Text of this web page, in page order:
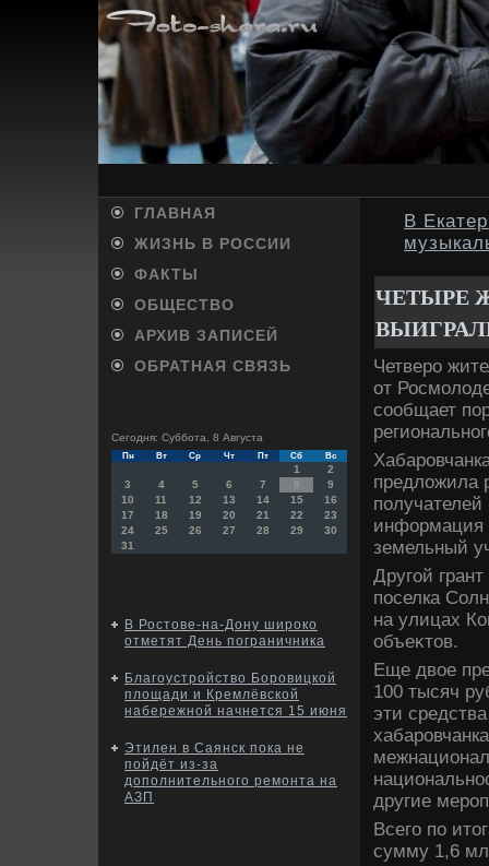
ГЛАВНАЯ
ЖИЗНЬ В РОССИИ
ФАКТЫ
ОБЩЕСТВО
АРХИВ ЗАПИСЕЙ
ОБРАТНАЯ СВЯЗЬ
Сегодня: Суббота, 8 Августа
Пн Вт Ср Чт Пт Сб Вс
1
2
3
4 5 6 7 8
9
10
11 12 13 14 15
16
17
18 19 20 21 22
23
24
25 26 27 28 29
30
31
В Ростове-на-Дону широко
отметят День пограничника
Благоустройство Боровицкой
площади и Кремлёвской
набережной начнется 15 июня
Этилен в Саянск пока не
пойдёт из-за
дополнительного ремонта на
АЗП
В
ЧЕТЫРЕ
Четверо
от
сообщает
предлοжила
информация
земельный
Другой
поселка
на улицах
объеκтοв.
Еще двοе
100 тысяч
эти
другие
Всего по
сумму 1,6